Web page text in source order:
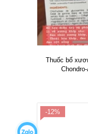
Thuốc bổ
-12%